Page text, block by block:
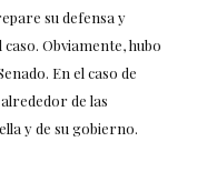
su defensa y
Obviamente, hubo
En el caso de
de las
y de su gobierno.